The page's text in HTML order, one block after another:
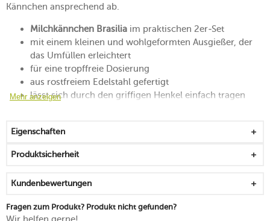
Kännchen ansprechend ab.
Milchkännchen Brasilia im praktischen 2er-Set
mit einem kleinen und wohlgeformten Ausgießer, der
das Umfüllen erleichtert
für eine tropffreie Dosierung
aus rostfreiem Edelstahl gefertigt
lässt sich durch den griffigen Henkel einfach tragen
spülmaschinengeeignet
5 Jahre Herstellergarantie
Mehr anzeigen
Eigenschaften
Produktsicherheit
Kundenbewertungen
Fragen zum Produkt? Produkt nicht gefunden?